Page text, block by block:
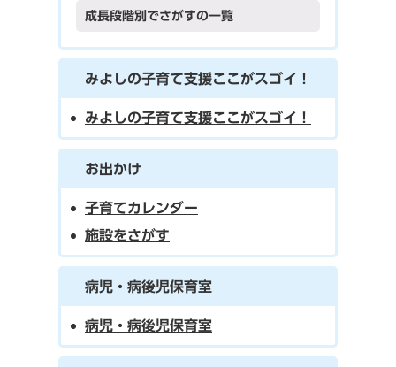
成長段階別でさがすの一覧
みよしの子育て支援ここがスゴイ！
みよしの子育て支援ここがスゴイ！
お出かけ
子育てカレンダー
施設をさがす
病児・病後児保育室
病児・病後児保育室